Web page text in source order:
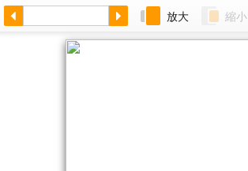
放大 縮小